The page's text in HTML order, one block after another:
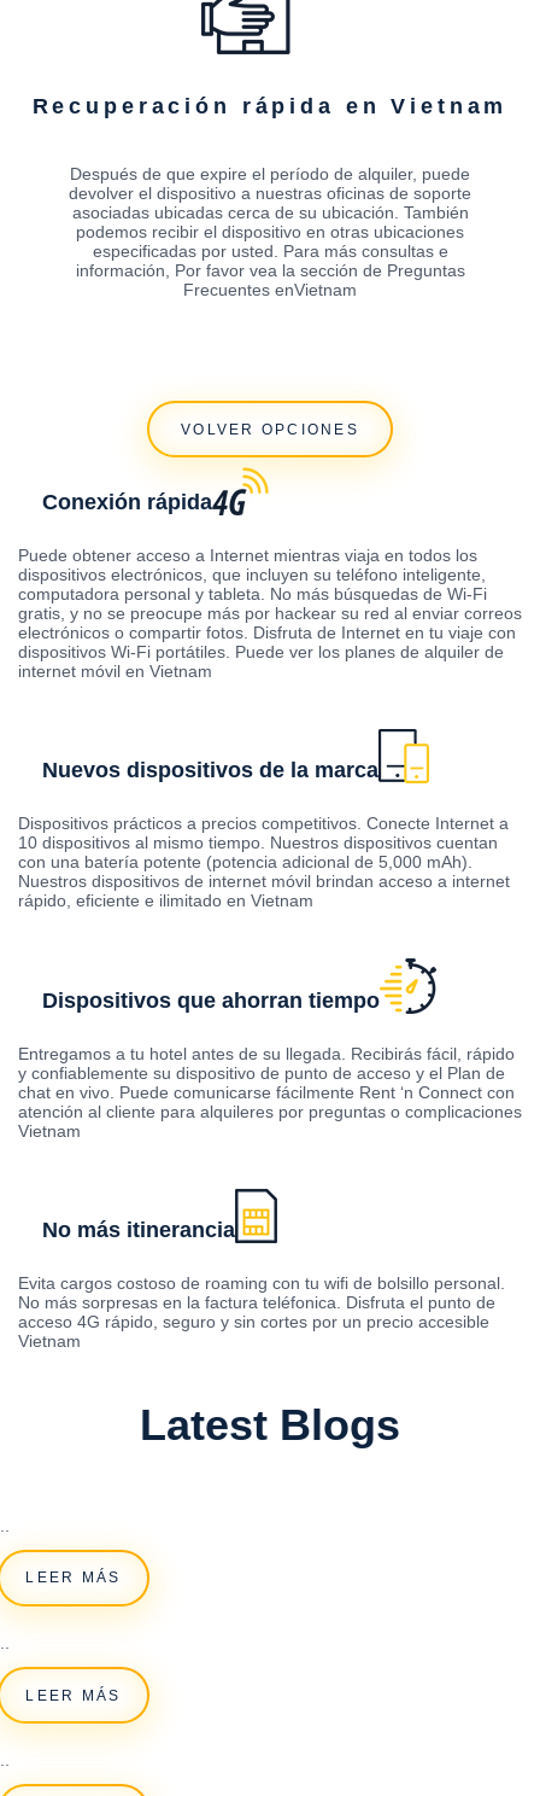
Recuperación rápida en Vietnam
Después de que expire el período de alquiler, puede
devolver el dispositivo a nuestras oficinas de soporte
asociadas ubicadas cerca de su ubicación. También
podemos recibir el dispositivo en otras ubicaciones
especificadas por usted. Para más consultas e
información, Por favor vea la sección de Preguntas
Frecuentes enVietnam
VOLVER OPCIONES
Conexión rápida
Puede obtener acceso a Internet mientras viaja en todos los
dispositivos electrónicos, que incluyen su teléfono inteligente,
computadora personal y tableta. No más búsquedas de Wi-Fi
gratis, y no se preocupe más por hackear su red al enviar correos
electrónicos o compartir fotos. Disfruta de Internet en tu viaje con
dispositivos Wi-Fi portátiles. Puede ver los planes de alquiler de
internet móvil en Vietnam
Nuevos dispositivos de la marca
Dispositivos prácticos a precios competitivos. Conecte Internet a
10 dispositivos al mismo tiempo. Nuestros dispositivos cuentan
con una batería potente (potencia adicional de 5,000 mAh).
Nuestros dispositivos de internet móvil brindan acceso a internet
rápido, eficiente e ilimitado en Vietnam
Dispositivos que ahorran tiempo
Entregamos a tu hotel antes de su llegada. Recibirás fácil, rápido
y confiablemente su dispositivo de punto de acceso y el Plan de
chat en vivo. Puede comunicarse fácilmente Rent ‘n Connect con
atención al cliente para alquileres por preguntas o complicaciones
Vietnam
No más itinerancia
Evita cargos costoso de roaming con tu wifi de bolsillo personal.
No más sorpresas en la factura teléfonica. Disfruta el punto de
acceso 4G rápido, seguro y sin cortes por un precio accesible
Vietnam
Latest Blogs
LEER MÁS
LEER MÁS